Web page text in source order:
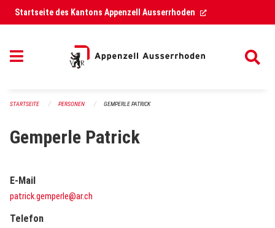
Navigation überspringen
Startseite des Kantons Appenzell Ausserrhoden (External Link)
STARTSEITE PERSONEN GEMPERLE PATRICK
Gemperle Patrick
E-Mail
patrick.gemperle@ar.ch
Telefon